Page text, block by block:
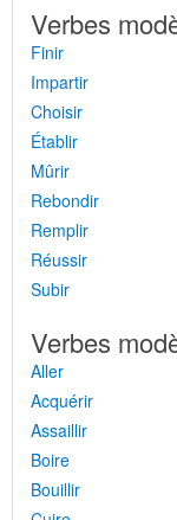
Verbes
Finir
Impartir
Choisir
Établir
Mûrir
Rebondir
Remplir
Réussir
Subir
Verbes
Aller
Acquérir
Assaillir
Boire
Bouillir